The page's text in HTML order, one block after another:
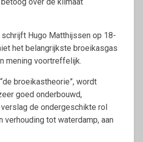
Hugo Matthijssen op 18-
het belangrijkste broeikasgas
mening voortreffelijk.
broeikastheorie”, wordt
goed onderbouwd,
de ondergeschikte rol
verhouding tot waterdamp, aan